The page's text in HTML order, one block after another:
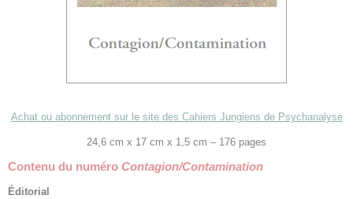
Achat ou abonnement sur le site des Cahiers Jungiens de Psychanalyse
24,6 cm x 17 cm x 1,5 cm – 176 pages
Contenu du numéro Contagion/Contamination
Éditorial